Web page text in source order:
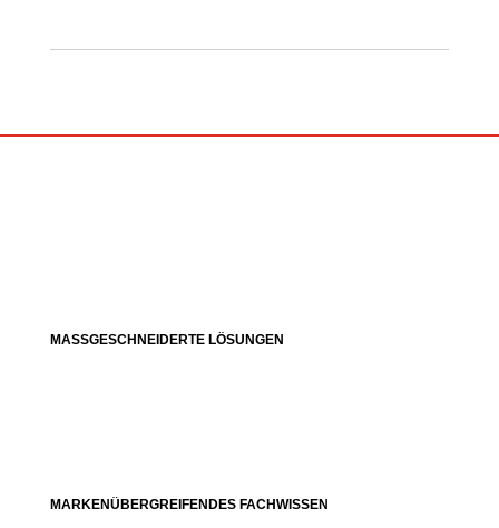
MASSGESCHNEIDERTE LÖSUNGEN
MARKENÜBERGREIFENDES FACHWISSEN